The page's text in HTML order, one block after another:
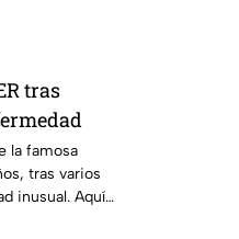
tras
la famosa
tras varios
inusual. Aquí